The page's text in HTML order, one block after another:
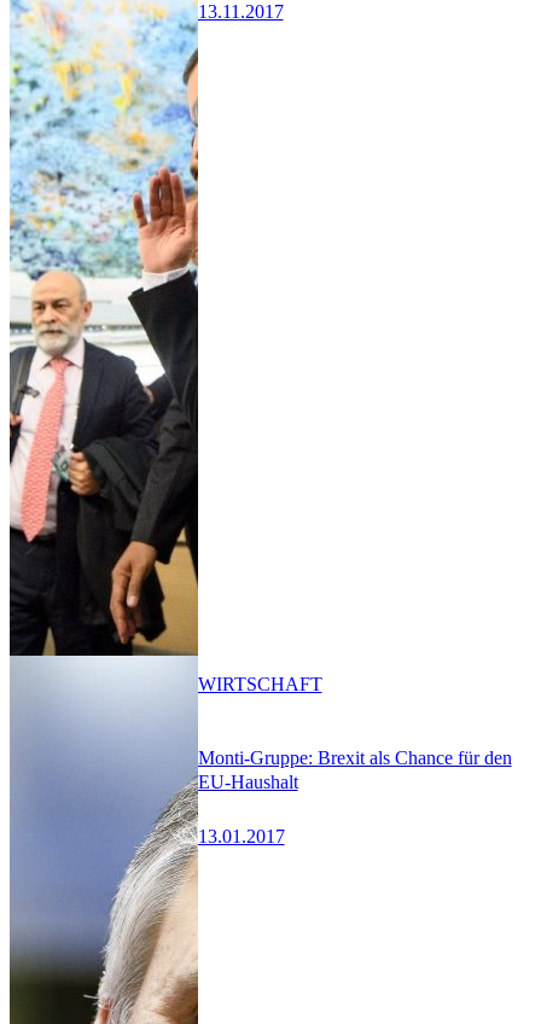
13.11.2017
Monti-Gruppe: Brexit als Chance für den
EU-Haushalt
13.01.2017
WIRTSCHAFT